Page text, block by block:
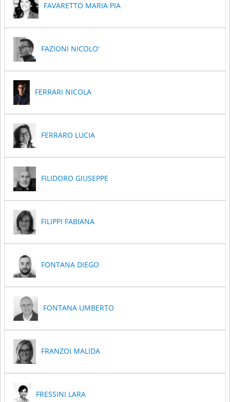
FAVARETTO MARIA PIA
FAZIONI NICOLO'
FERRARI NICOLA
FERRARO LUCIA
FILIDORO GIUSEPPE
FILIPPI FABIANA
FONTANA DIEGO
FONTANA UMBERTO
FRANZOI MALIDA
FRESSINI LARA